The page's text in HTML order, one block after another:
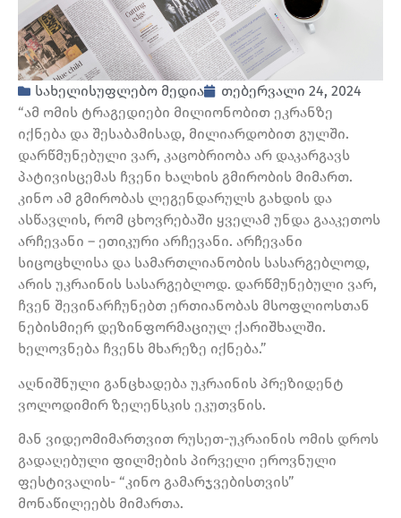
სახელისუფლებო მედია
თებერვალი 24, 2024
“ამ ომის ტრაგედიები მილიონობით ეკრანზე
იქნება და შესაბამისად, მილიარდობით გულში.
დარწმუნებული ვარ, კაცობრიობა არ დაკარგავს
პატივისცემას ჩვენი ხალხის გმირობის მიმართ.
კინო ამ გმირობას ლეგენდარულს გახდის და
ასწავლის, რომ ცხოვრებაში ყველამ უნდა გააკეთოს
არჩევანი – ეთიკური არჩევანი. არჩევანი
სიცოცხლისა და სამართლიანობის სასარგებლოდ,
არის უკრაინის სასარგებლოდ. დარწმუნებული ვარ,
ჩვენ შევინარჩუნებთ ერთიანობას მსოფლიოსთან
ნებისმიერ დეზინფორმაციულ ქარიშხალში.
ხელოვნება ჩვენს მხარეზე იქნება.”
აღნიშნული განცხადება უკრაინის პრეზიდენტ
ვოლოდიმირ ზელენსკის ეკუთვნის.
მან ვიდეომიმართვით რუსეთ-უკრაინის ომის დროს
გადაღებული ფილმების პირველი ეროვნული
ფესტივალის- “კინო გამარჯვებისთვის”
მონაწილეებს მიმართა.